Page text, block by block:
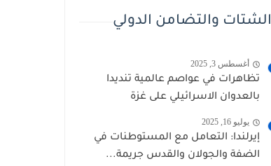
الشتات والتضامن الدولي
أغسطس 3, 2025
تظاهرات في عواصم عالمية تنديدا
بالعدوان الاسرائيلي على غزة
يوليو 16, 2025
إيرلندا: التعامل مع المستوطنات في
الضفة والجولان والقدس جريمة...